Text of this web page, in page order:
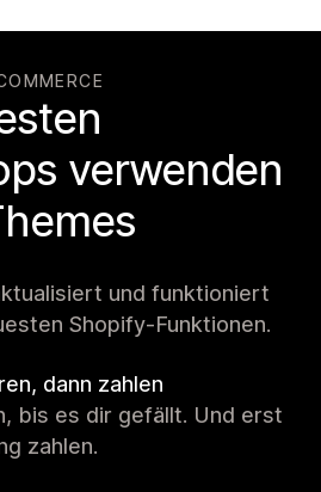
verwenden
und funktioniert
Shopify-Funktionen.
dann zahlen
bis es dir gefällt. Und erst
zahlen.